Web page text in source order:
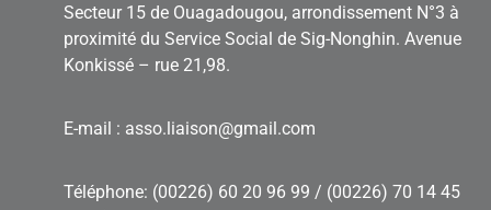
Secteur 15 de Ouagadougou, arrondissement N°3 à
proximité du Service Social de Sig-Nonghin. Avenue
Konkissé – rue 21,98.
E-mail : asso.liaison@gmail.com
Téléphone: (00226) 60 20 96 99 / (00226) 70 14 45